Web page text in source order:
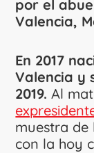
por el
Valencia,
En 2017
Valencia y
2019.Al
muestra de
con la hoy